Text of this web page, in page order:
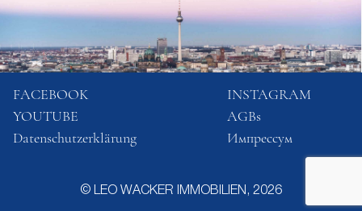
© LEO WACKER IMMOBILIEN, 2026
FACEBOOK
INSTAGRAM
YOUTUBE
AGBs
Datenschutzerklärung
Импрессум